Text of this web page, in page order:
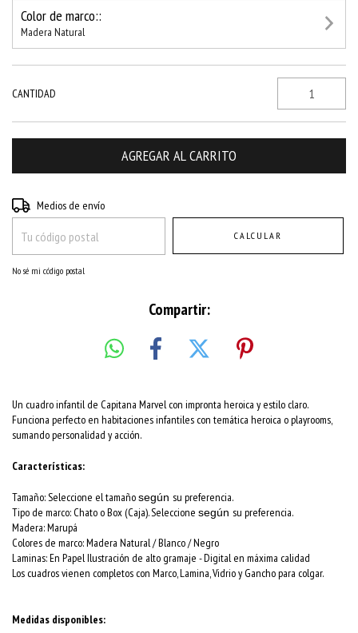
Color de marco::
Madera Natural
CANTIDAD
Entregas para el CP:
Medios de envío
CALCULAR
No sé mi código postal
Compartir:
Un cuadro infantil de Capitana Marvel con impronta heroica y estilo claro.
Funciona perfecto en habitaciones infantiles con temática heroica o playrooms,
sumando personalidad y acción.
Características:
Tamaño: Seleccione el tamañosegún su preferencia.
Tipo de marco: Chato o Box (Caja). Seleccione según su preferencia.
Madera: Marupá
Colores de marco:Madera Natural / Blanco / Negro
Laminas: En Papel Ilustración de alto gramaje - Digital en máxima calidad
Los cuadros vienen completos con Marco, Lamina, Vidrio y Gancho para colgar.
Medidas disponibles: